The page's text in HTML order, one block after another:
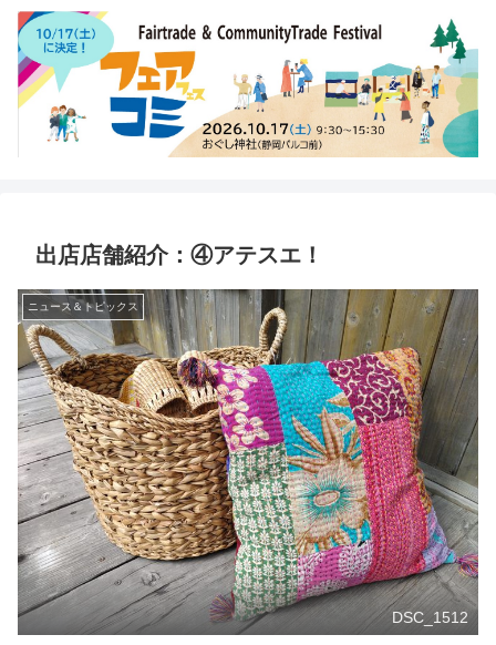
出店店舗紹介：④アテスエ！
ニュース＆トピックス
DSC_1512